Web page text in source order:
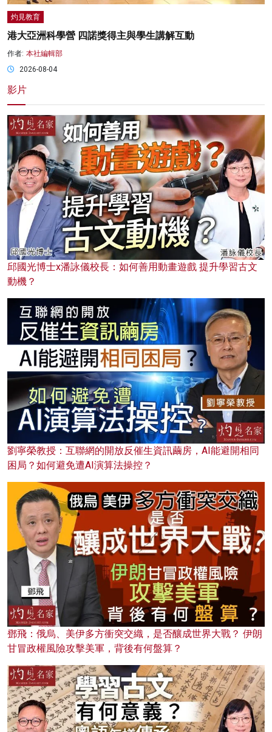
灼見教育
港大亞洲科學營 四諾獎得主與學生講解互動
作者: 本社編輯部
2026-08-04
影片
邱國光博士x潘詠儀校長：如何善用動畫遊戲 提升學習古文
動機？
劉寧榮教授：互聯網的開放反催生資訊繭房，AI能避開相同
困局？如何避免遭AI演算法操控？
鄧飛：俄烏、美伊多方衝突交織，是否釀成世界大戰？ 伊朗
甘冒政權風險攻擊美軍，背後有何盤算？